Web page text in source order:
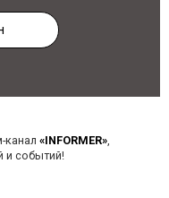
канал «INFORMER»,
и событий!